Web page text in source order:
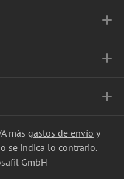
más gastos de envío y
se indica lo contrario.
GmbH